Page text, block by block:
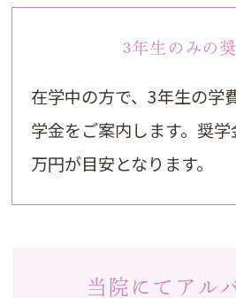
3年生のみの
在学中の方で、3年生の学
学金をご案内します。奨
万円が目安となります。
当院にてアル